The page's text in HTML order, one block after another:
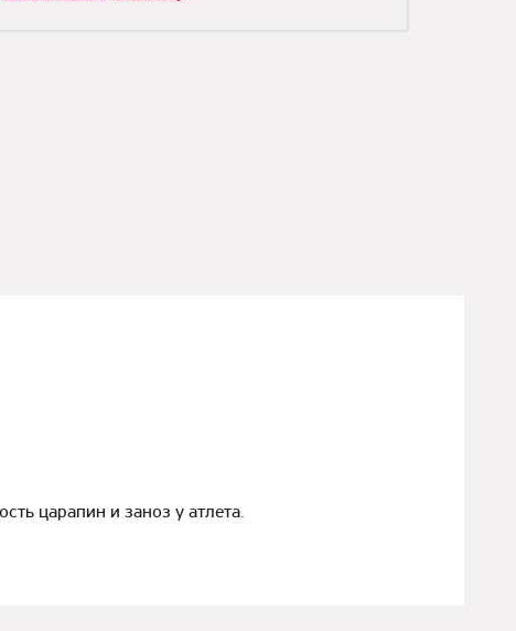
царапин и заноз у атлета.